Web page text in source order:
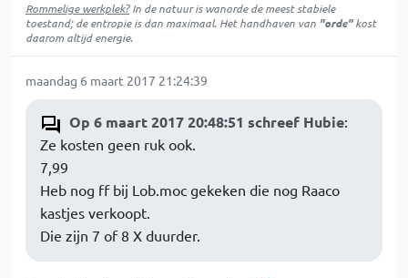
Rommelige werkplek?In de natuur iswanordede meest stabiele
toestand; de entropie is dan maximaal. Het handhaven van "orde"kost
daarom altijd energie.
maandag 6 maart 2017 21:24:39
Op 6 maart 2017 20:48:51 schreef Hubie:
Ze kosten geen ruk ook.
7,99
Heb nog ff bij Lob.moc gekeken die nog Raaco
kastjes verkoopt.
Die zijn 7 of 8 X duurder.